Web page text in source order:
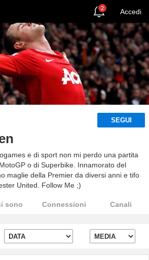
2 Accedi
SEGUI
e di sport non mi perdo una partita
o di Superbike. Innamorato del
maglie della Premier da diversi anni e tifo
United. Follow Me ;)
sono Connessioni Canali